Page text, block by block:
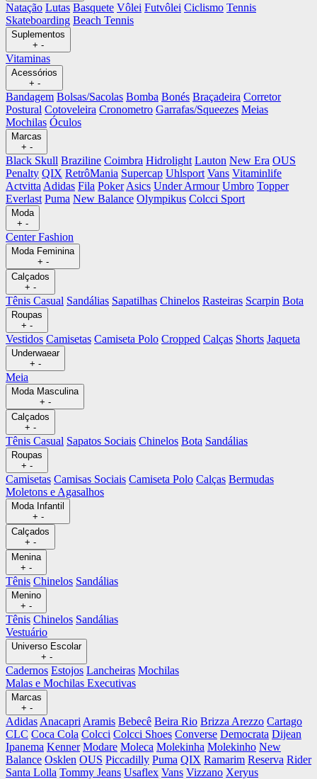
Natação Lutas Basquete Vôlei Futvôlei Ciclismo Tennis
Skateboarding Beach Tennis
Suplementos
+ -
Vitaminas
Acessórios
+ -
Bandagem Bolsas/Sacolas Bomba Bonés Braçadeira Corretor
Postural Cotoveleira Cronometro Garrafas/Squeezes Meias
Mochilas Óculos
Marcas
+ -
Black Skull Braziline Coimbra Hidrolight Lauton New Era OUS
Penalty QIX RetrôMania Supercap Uhlsport Vans Vitaminlife
Actvitta Adidas Fila Poker Asics Under Armour Umbro Topper
Everlast Puma New Balance Olympikus Colcci Sport
Moda
+ -
Center Fashion
Moda Feminina
+ -
Calçados
+ -
Tênis Casual Sandálias Sapatilhas Chinelos Rasteiras Scarpin Bota
Roupas
+ -
Vestidos Camisetas Camiseta Polo Cropped Calças Shorts Jaqueta
Underwaear
+ -
Meia
Moda Masculina
+ -
Calçados
+ -
Tênis Casual Sapatos Sociais Chinelos Bota Sandálias
Roupas
+ -
Camisetas Camisas Sociais Camiseta Polo Calças Bermudas
Moletons e Agasalhos
Moda Infantil
+ -
Calçados
+ -
Menina
+ -
Tênis Chinelos Sandálias
Menino
+ -
Tênis Chinelos Sandálias
Vestuário
Universo Escolar
+ -
Cadernos Estojos Lancheiras Mochilas
Malas e Mochilas Executivas
Marcas
+ -
Adidas Anacapri Aramis Bebecê Beira Rio Brizza Arezzo Cartago
CLC Coca Cola Colcci Colcci Shoes Converse Democrata Dijean
Ipanema Kenner Modare Moleca Molekinha Molekinho New
Balance Osklen OUS Piccadilly Puma QIX Ramarim Reserva Rider
Santa Lolla Tommy Jeans Usaflex Vans Vizzano Xeryus